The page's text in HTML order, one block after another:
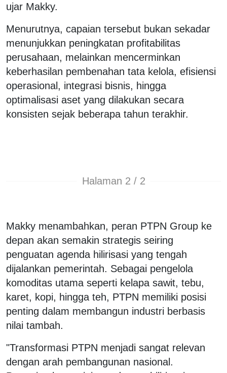
ujar Makky.
Menurutnya, capaian tersebut bukan sekadar
menunjukkan peningkatan profitabilitas
perusahaan, melainkan mencerminkan
keberhasilan pembenahan tata kelola, efisiensi
operasional, integrasi bisnis, hingga
optimalisasi aset yang dilakukan secara
konsisten sejak beberapa tahun terakhir.
Halaman 2 / 2
Makky menambahkan, peran PTPN Group ke
depan akan semakin strategis seiring
penguatan agenda hilirisasi yang tengah
dijalankan pemerintah. Sebagai pengelola
komoditas utama seperti kelapa sawit, tebu,
karet, kopi, hingga teh, PTPN memiliki posisi
penting dalam membangun industri berbasis
nilai tambah.
"Transformasi PTPN menjadi sangat relevan
dengan arah pembangunan nasional.